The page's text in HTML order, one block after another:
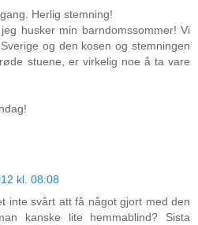
Herlig stemning!
husker min barndomssommer! Vi
og den kosen og stemningen
stuene, er virkelig noe å ta vare
kl. 08:08
inte svårt att få något gjort med den
kanske lite hemmablind? Sista